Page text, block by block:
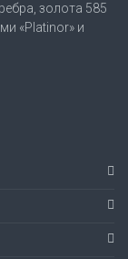
золота 585
«Platinor» и